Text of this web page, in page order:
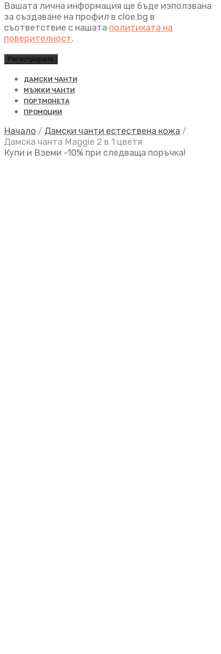
Вашата лична информация ще бъде използвана
за създаване на профил в cloe.bg в
съответствие с нашата политиката на
поверителност.
Регистриране
ДАМСКИ ЧАНТИ
МЪЖКИ ЧАНТИ
ПОРТМОНЕТА
ПРОМОЦИИ
Начало / Дамски чанти естествена кожа /
Дамска чанта Maggie 2 в 1 цветя
Купи и Вземи -10% при следваща поръчка!